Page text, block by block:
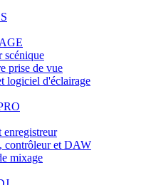
scénique
prise de vue
logiciel d'éclairage
enregistreur
contrôleur et DAW
mixage